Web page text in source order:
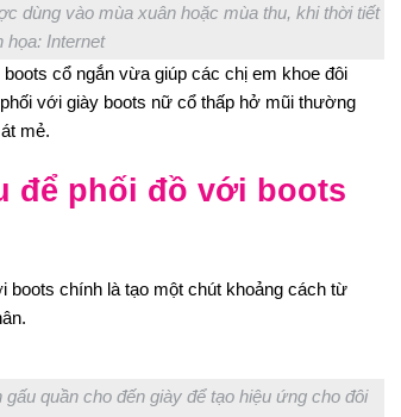
dùng vào mùa xuân hoặc mùa thu, khi thời tiết
họa: Internet
cổ ngắn vừa giúp các chị em khoe đôi
với giày boots nữ cổ thấp hở mũi thường
mẻ.
để phối đồ với boots
boots chính là tạo một chút khoảng cách từ
quần cho đến giày để tạo hiệu ứng cho đôi